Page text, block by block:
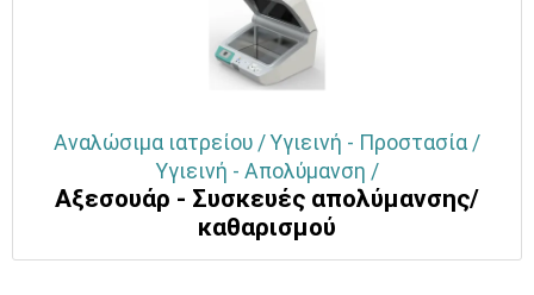
Αναλώσιμα ιατρείου / Υγιεινή - Προστασία /
Υγιεινή - Απολύμανση /
Αξεσουάρ - Συσκευές απολύμανσης/
καθαρισμού